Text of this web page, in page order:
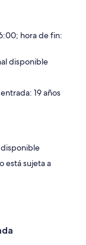
hora de fin:
disponible
19 años
disponible
está sujeta a